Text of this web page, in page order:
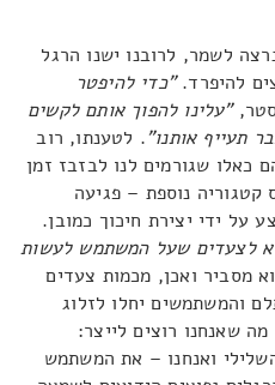
לשמר, לרובנו ישנו הרגל
להיפרד."כדי להיפטר
"עלינו להפוך אותם לקשים
תעייף אותנו". לטענתו, רוב
כאלו שגורמים לנו לבזבז זמן
נוספת – פגיעה
על ידי יצירת חיכוך כמובן.
לצעדים שעל המשתמש לעשות
מסביר ואכן, מכמות צעדים
והמשתמשים יחלו לזלוג
שאנחנו רוצים לייצר:
ואנחנו – את המשתמש